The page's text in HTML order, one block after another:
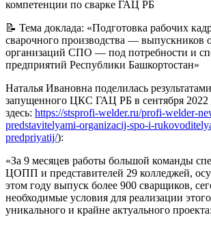
компетенции по сварке ГАЦ РБ
📝 Тема доклада: «Подготовка рабочих
сварочного производства — выпускников
организаций СПО — под потребности и
предприятий Республики Башкортостан»
Наталья Ивановна поделилась
запущенного ЦКС ГАЦ РБ в сентября 2022
здесь: https://stsprofi-welder.ru/profi-welder-
predstavitelyami-organizacij-spo-i-
predpriyatij/):
«За 9 месяцев работы большой команды
ЦОПП и представителей 29 колледжей,
этом году выпуск более 900 сварщиков,
необходимые условия для реализации
уникального и крайне актуального проекта: